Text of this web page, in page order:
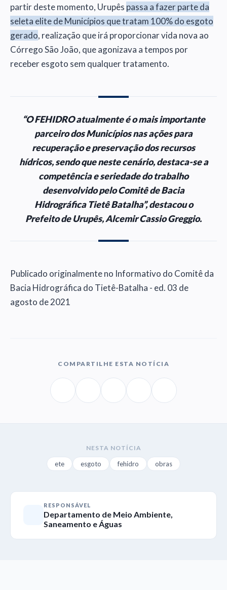
partir deste momento, Urupês passa a fazer parte da
seleta elite de Municípios que tratam 100% do esgoto
gerado, realização que irá proporcionar vida nova ao
Córrego São João, que agonizava a tempos por
receber esgoto sem qualquer tratamento.
“O FEHIDRO atualmente é o mais importante
parceiro dos Municípios nas ações para
recuperação e preservação dos recursos
hídricos, sendo que neste cenário, destaca-se a
competência e seriedade do trabalho
desenvolvido pelo Comitê de Bacia
Hidrográfica Tietê Batalha”, destacou o
Prefeito de Urupês, Alcemir Cassio Greggio.
Publicado originalmente no Informativo do Comitê da
Bacia Hidrográfica do Tietê-Batalha - ed. 03 de
agosto de 2021
COMPARTILHE ESTA NOTÍCIA
NESTA NOTÍCIA
ete esgoto fehidro obras
RESPONSÁVEL
Departamento de Meio Ambiente,
Saneamento e Águas